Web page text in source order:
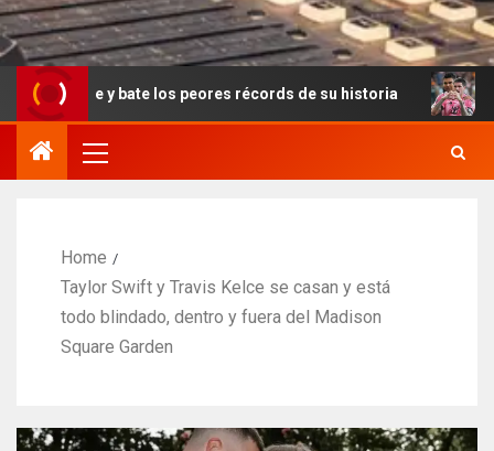
y bate los peores récords de su historia Rodrigo
Home
Taylor Swift y Travis Kelce se casan y está
todo blindado, dentro y fuera del Madison
Square Garden